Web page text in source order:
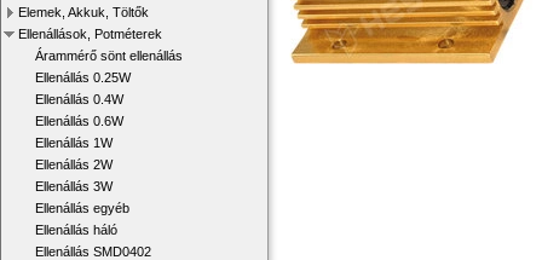
Elemek, Akkuk, Töltők
Ellenállások, Potméterek
Árammérő sönt ellenállás
Ellenállás 0.25W
Ellenállás 0.4W
Ellenállás 0.6W
Ellenállás 1W
Ellenállás 2W
Ellenállás 3W
Ellenállás egyéb
Ellenállás háló
Ellenállás SMD0402